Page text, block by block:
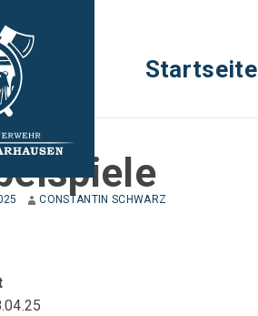
Startseite
CONSTANTIN SCHWARZ